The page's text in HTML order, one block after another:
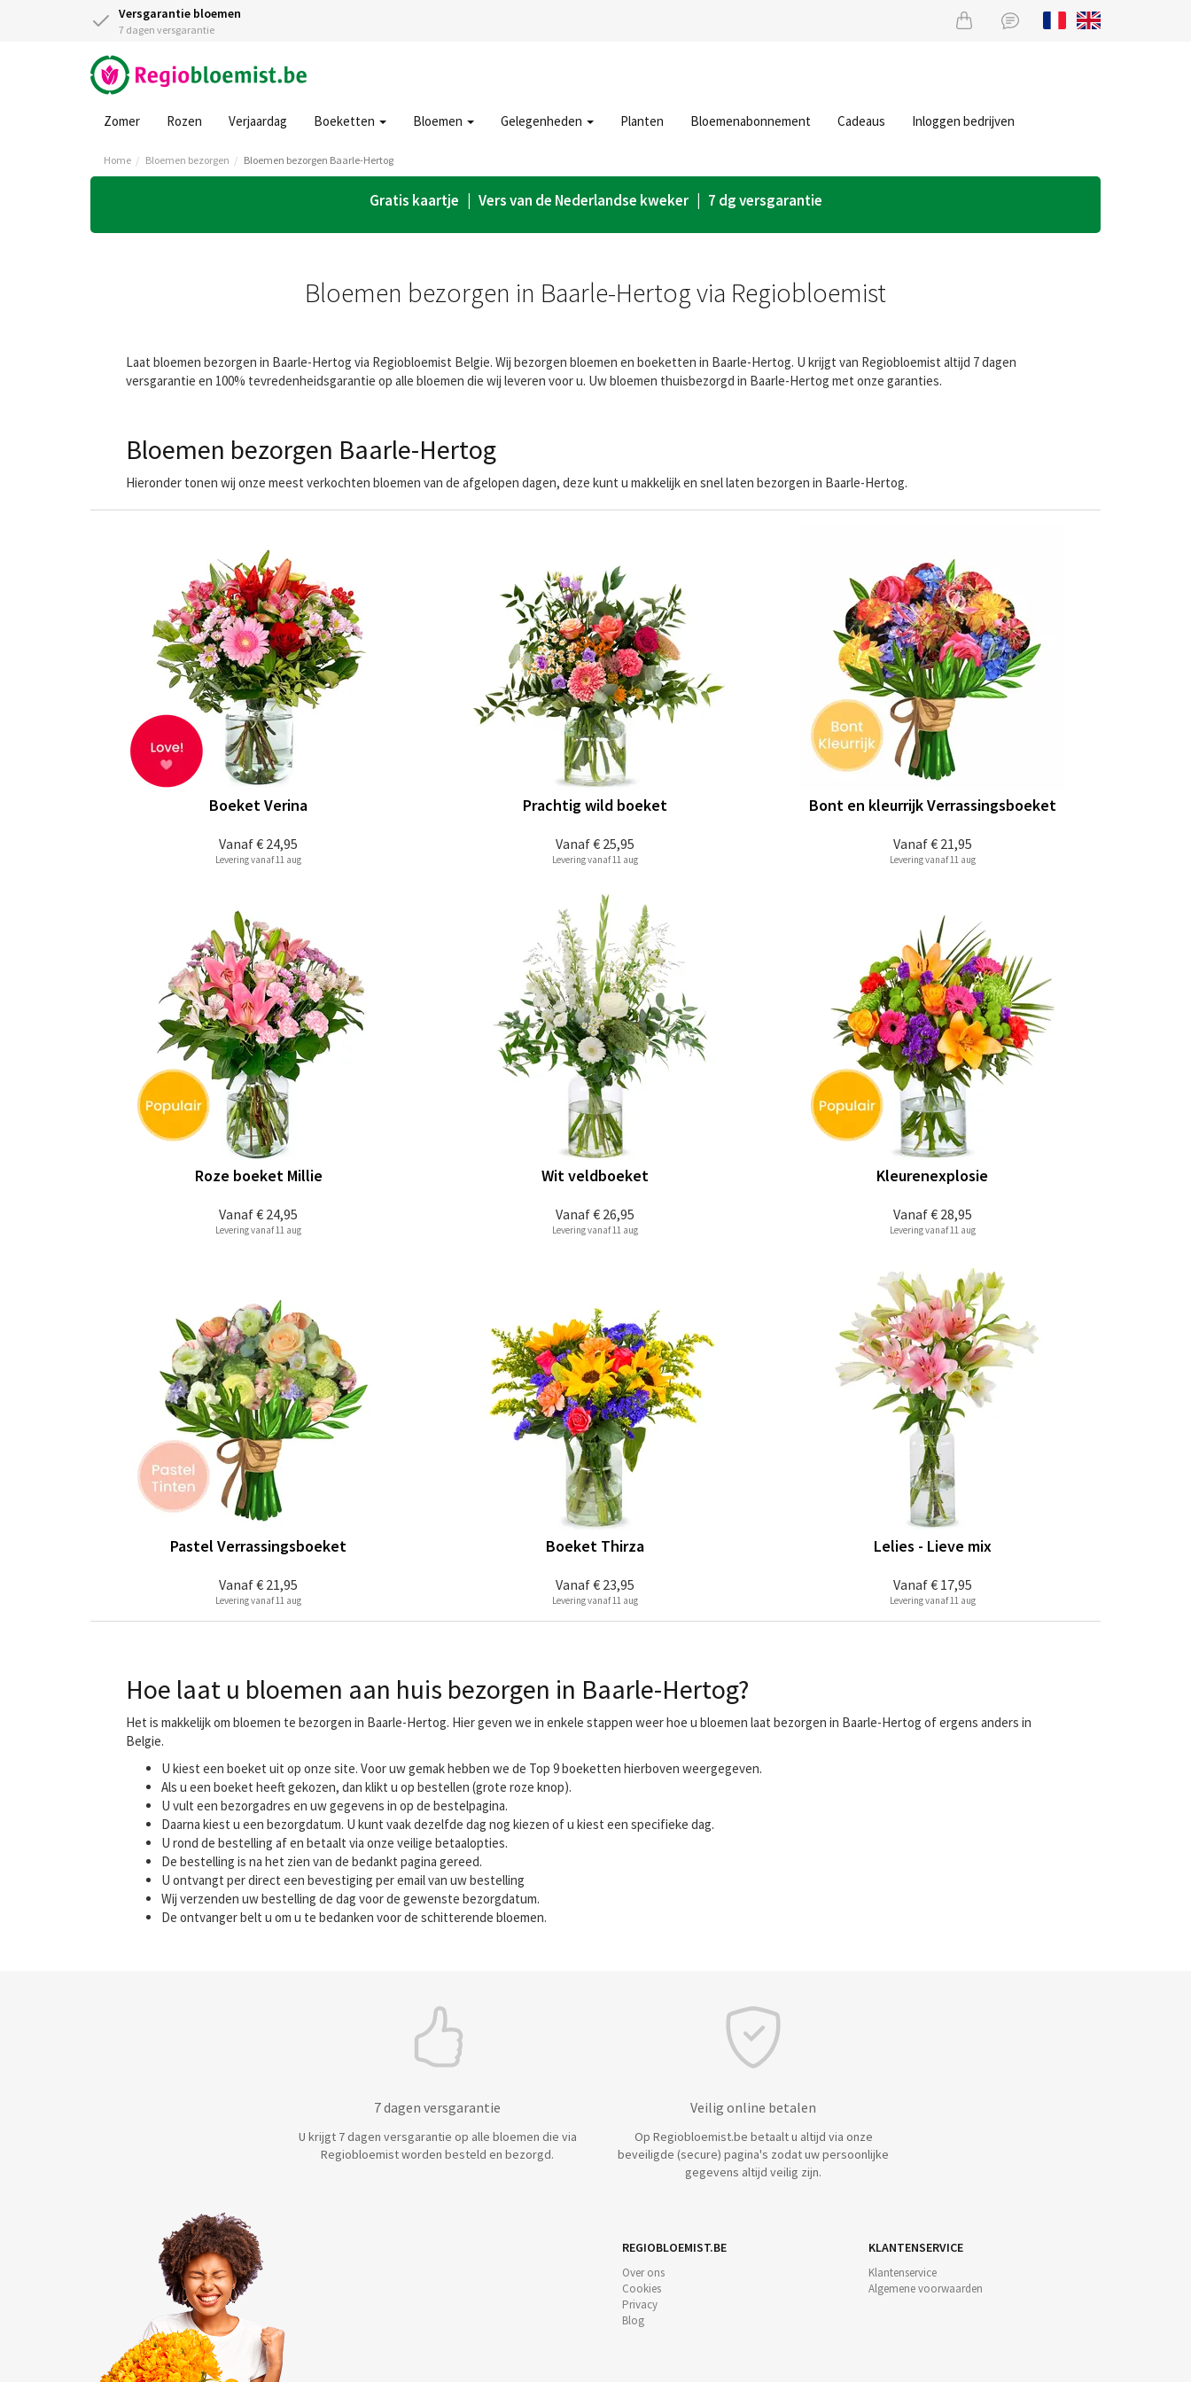
Versgarantie bloemen
7 dagen versgarantie
Zomer Rozen Verjaardag Boeketten Bloemen Gelegenheden Planten Bloemenabonnement Cadeaus Inloggen bedrijven
Home Bloemen bezorgen Bloemen bezorgen Baarle-Hertog
Gratis kaartje | Vers van de Nederlandse kweker | 7 dg versgarantie
Bloemen bezorgen in Baarle-Hertog via Regiobloemist
Laat bloemen bezorgen in Baarle-Hertog via Regiobloemist Belgie. Wij bezorgen bloemen en boeketten in Baarle-Hertog. U krijgt van Regiobloemist altijd 7 dagen
versgarantie en 100% tevredenheidsgarantie op alle bloemen die wij leveren voor u. Uw bloemen thuisbezorgd in Baarle-Hertog met onze garanties.
Bloemen bezorgen Baarle-Hertog
Hieronder tonen wij onze meest verkochten bloemen van de afgelopen dagen, deze kunt u makkelijk en snel laten bezorgen in Baarle-Hertog.
Vanaf€ 24,95
Boeket Verina
Levering vanaf 11 aug
Vanaf€ 25,95
Prachtig wild boeket
Levering vanaf 11 aug
Vanaf€ 21,95
Bont en kleurrijk Verrassingsboeket
Levering vanaf 11 aug
Vanaf€ 24,95
Roze boeket Millie
Levering vanaf 11 aug
Vanaf€ 26,95
Wit veldboeket
Levering vanaf 11 aug
Vanaf€ 28,95
Kleurenexplosie
Levering vanaf 11 aug
Vanaf€ 21,95
Pastel Verrassingsboeket
Levering vanaf 11 aug
Vanaf€ 23,95
Boeket Thirza
Levering vanaf 11 aug
Vanaf€ 17,95
Lelies - Lieve mix
Levering vanaf 11 aug
Hoe laat u bloemen aan huis bezorgen in Baarle-Hertog?
Het is makkelijk om bloemen te bezorgen in Baarle-Hertog. Hier geven we in enkele stappen weer hoe u bloemen laat bezorgen in Baarle-Hertog of ergens anders in
Belgie.
U kiest een boeket uit op onze site. Voor uw gemak hebben we de Top 9 boeketten hierboven weergegeven.
Als u een boeket heeft gekozen, dan klikt u op bestellen (grote roze knop).
U vult een bezorgadres en uw gegevens in op de bestelpagina.
Daarna kiest u een bezorgdatum. U kunt vaak dezelfde dag nog kiezen of u kiest een specifieke dag.
U rond de bestelling af en betaalt via onze veilige betaalopties.
De bestelling is na het zien van de bedankt pagina gereed.
U ontvangt per direct een bevestiging per email van uw bestelling
Wij verzenden uw bestelling de dag voor de gewenste bezorgdatum.
De ontvanger belt u om u te bedanken voor de schitterende bloemen.
7 dagen versgarantie
U krijgt 7 dagen versgarantie op alle bloemen die via
Regiobloemist worden besteld en bezorgd.
Veilig online betalen
Op Regiobloemist.be betaalt u altijd via onze
beveiligde (secure) pagina's zodat uw persoonlijke
gegevens altijd veilig zijn.
REGIOBLOEMIST.BE
Over ons
Cookies
Privacy
Blog
KLANTENSERVICE
Klantenservice
Algemene voorwaarden